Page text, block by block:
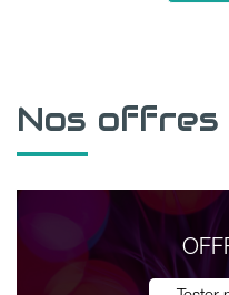
Nos offres